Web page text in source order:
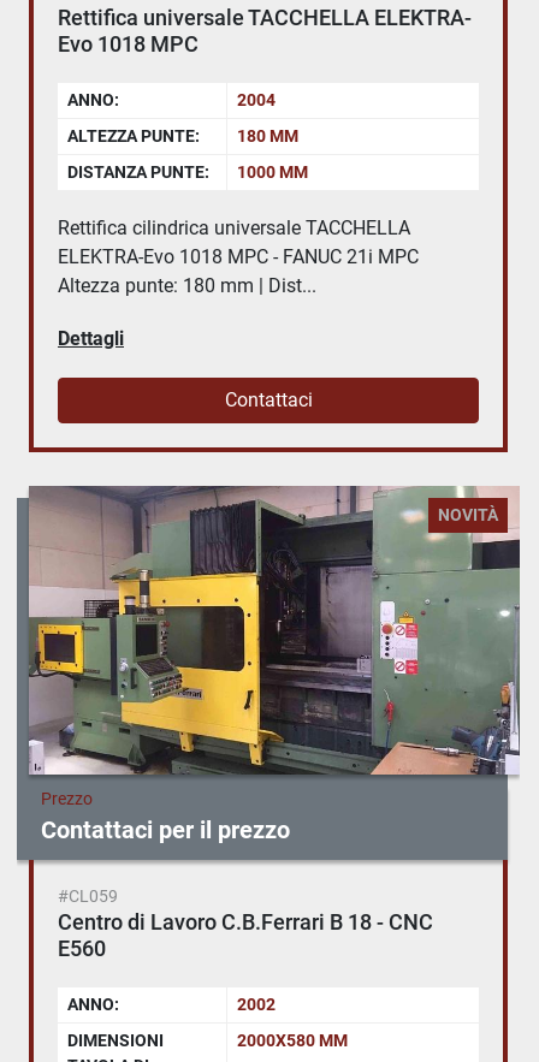
Rettifica universale TACCHELLA ELEKTRA-
Evo 1018 MPC
ANNO:
2004
ALTEZZA PUNTE:
180 MM
DISTANZA PUNTE:
1000 MM
Rettifica cilindrica universale TACCHELLA
ELEKTRA-Evo 1018 MPC - FANUC 21i MPC
Altezza punte: 180 mm | Dist...
Dettagli
Contattaci
NOVITÀ
Prezzo
Contattaci per il prezzo
#CL059
Centro di Lavoro C.B.Ferrari B 18 - CNC
E560
ANNO:
2002
DIMENSIONI
2000X580 MM